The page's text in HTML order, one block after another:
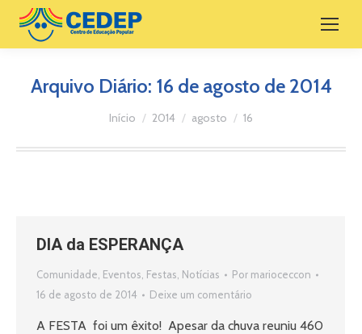
Arquivo Diário: 16 de agosto de 2014
Você está aqui:
Início 2014 agosto 16
DIA da ESPERANÇA
Comunidade Eventos Festas Notícias Por marioceccon
16 de agosto de 2014
Deixe um comentário
A FESTA foi um êxito! Apesar da chuva reuniu 460